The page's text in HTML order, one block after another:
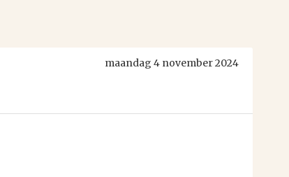
maandag 4 november 2024